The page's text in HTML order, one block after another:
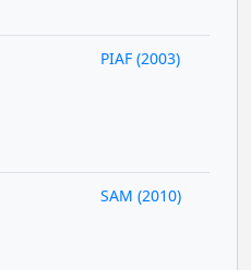
PIAF (2003)
SAM (2010)